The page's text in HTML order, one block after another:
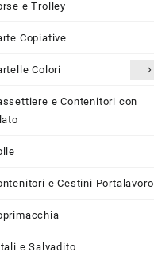
e Trolley
Copiative
Colori
e Contenitori con
e Cestini Portalavoro
e Salvadito